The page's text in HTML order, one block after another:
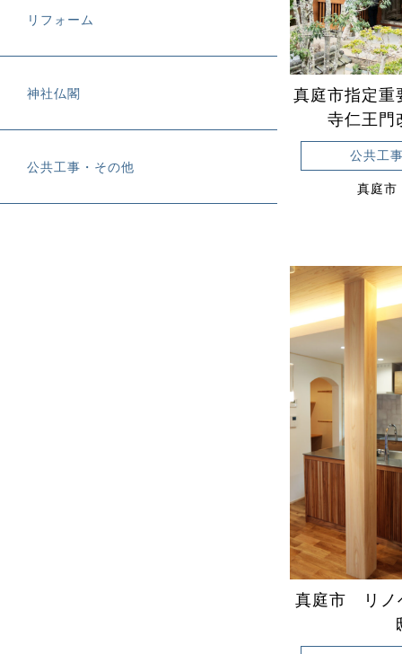
リフォーム
神社仏閣
公共工事・その他
真庭市指定重
寺仁王門
公共工
真庭
真庭市 リ